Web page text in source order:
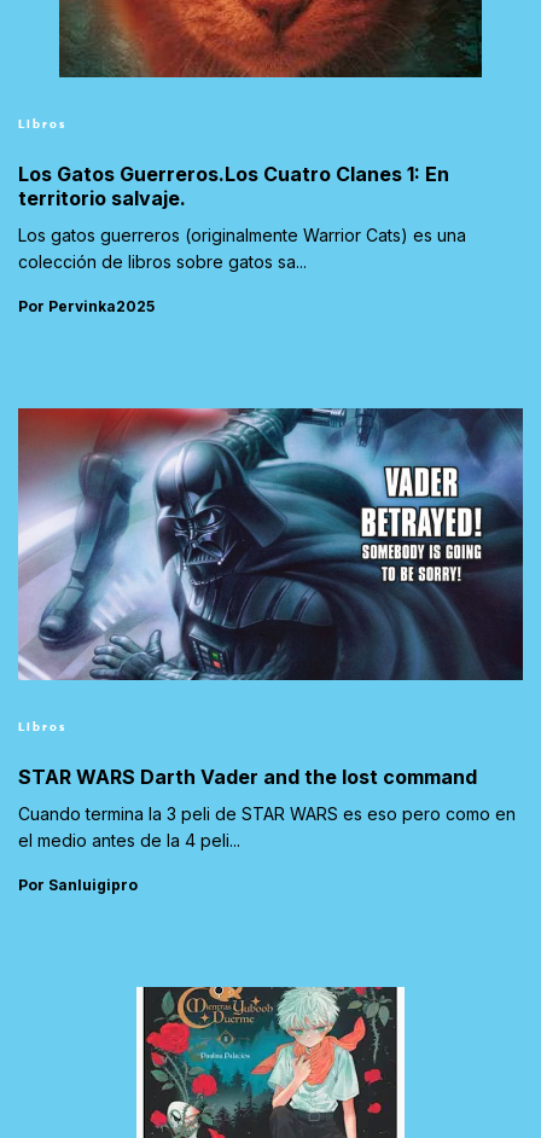
Libros
Los Gatos Guerreros.Los Cuatro Clanes 1: En
territorio salvaje.
Los gatos guerreros (originalmente Warrior Cats) es una
colección de libros sobre gatos sa...
Por Pervinka2025
Libros
STAR WARS Darth Vader and the lost command
Cuando termina la 3 peli de STAR WARS es eso pero como en
el medio antes de la 4 peli...
Por Sanluigipro